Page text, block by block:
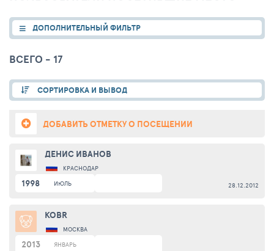
ДОПОЛНИТЕЛЬНЫЙ ФИЛЬТР
ВСЕГО - 17
СОРТИРОВКА И ВЫВОД
ДОБАВИТЬ ОТМЕТКУ О ПОСЕЩЕНИИ
ДЕНИС ИВАНОВ
КРАСНОДАР
1998 ИЮЛЬ 28.12.2012
KOBR
МОСКВА
2013
ЯНВАРЬ